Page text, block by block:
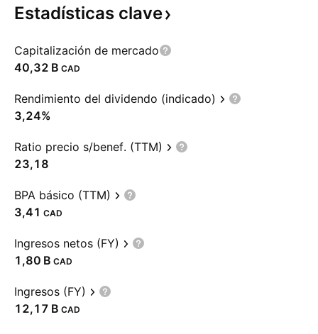
Estadísticas clave
Capitalización de mercado
‪40,32 B‬ CAD
Rendimiento del dividendo (indicado)
3,24%
Ratio precio s/benef. (TTM)
23,18
BPA básico (TTM)
3,41 CAD
Ingresos netos (FY)
‪1,80 B‬ CAD
Ingresos (FY)
‪12,17 B‬ CAD